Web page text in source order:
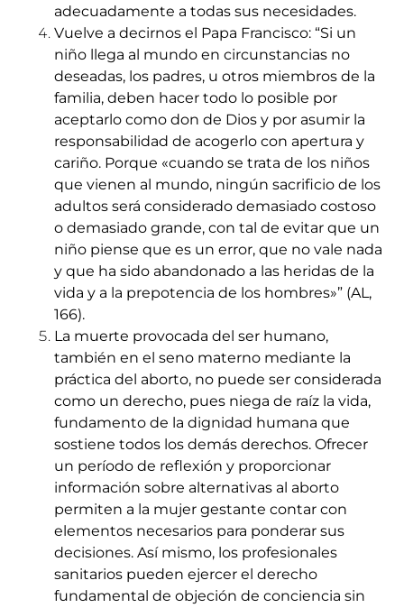
adecuadamente a todas sus necesidades.
Vuelve a decirnos el Papa Francisco: “Si un
niño llega al mundo en circunstancias no
deseadas, los padres, u otros miembros de la
familia, deben hacer todo lo posible por
aceptarlo como don de Dios y por asumir la
responsabilidad de acogerlo con apertura y
cariño. Porque «cuando se trata de los niños
que vienen al mundo, ningún sacrificio de los
adultos será considerado demasiado costoso
o demasiado grande, con tal de evitar que un
niño piense que es un error, que no vale nada
y que ha sido abandonado a las heridas de la
vida y a la prepotencia de los hombres»” (AL,
166).
La muerte provocada del ser humano,
también en el seno materno mediante la
práctica del aborto, no puede ser considerada
como un derecho, pues niega de raíz la vida,
fundamento de la dignidad humana que
sostiene todos los demás derechos. Ofrecer
un período de reflexión y proporcionar
información sobre alternativas al aborto
permiten a la mujer gestante contar con
elementos necesarios para ponderar sus
decisiones. Así mismo, los profesionales
sanitarios pueden ejercer el derecho
fundamental de objeción de conciencia sin